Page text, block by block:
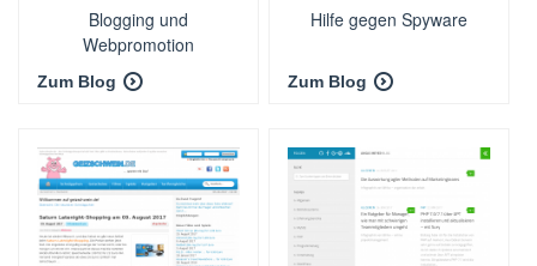
Blogging und
Webpromotion
Zum Blog
Hilfe gegen Spyware
Zum Blog